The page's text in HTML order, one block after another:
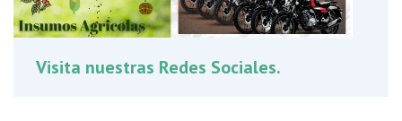
Visita nuestras Redes Sociales.